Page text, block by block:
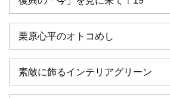
栗原心平のオトコめし
素敵に飾るインテリアグリーン